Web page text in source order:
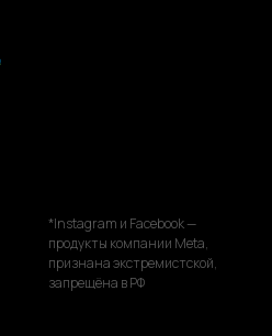
*Instagram и Facebook —
продукты компании Meta,
признана экстремистской,
запрещёна в РФ